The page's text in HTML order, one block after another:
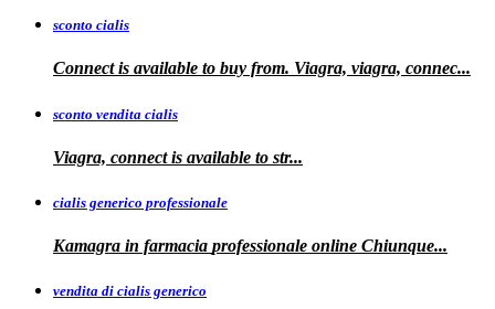
sconto cialis
Connect is available to buy from. Viagra, viagra, connec...
sconto vendita cialis
Viagra, connect is available to str...
cialis generico professionale
Kamagra in farmacia professionale online Chiunque...
vendita di cialis generico